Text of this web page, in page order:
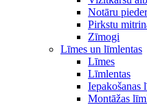
Notāru
Pirkstu
Zīmogi
Līmes un līmlentas
Līmes
Līmlentas
Iepakošanas
Montāžas